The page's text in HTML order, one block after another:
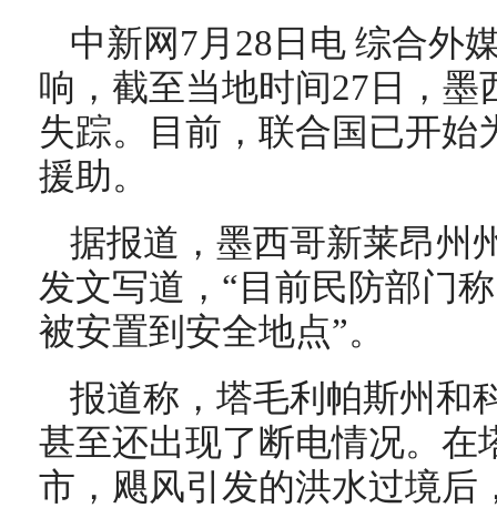
中新网7月28日电 综合外
响，截至当地时间27日，墨
失踪。目前，联合国已开始
援助。
据报道，墨西哥新莱昂州
发文写道，“目前民防部门
被安置到安全地点”。
报道称，塔毛利帕斯州和
甚至还出现了断电情况。在
市，飓风引发的洪水过境后